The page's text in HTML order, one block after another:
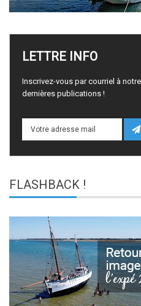
LETTRE INFO
Inscrivez-vous par courriel à
dernières publications !
FLASHBACK !